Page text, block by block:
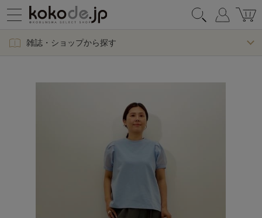
雑誌・ショップから探す